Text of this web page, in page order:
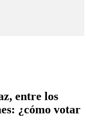
entre los
¿cómo votar